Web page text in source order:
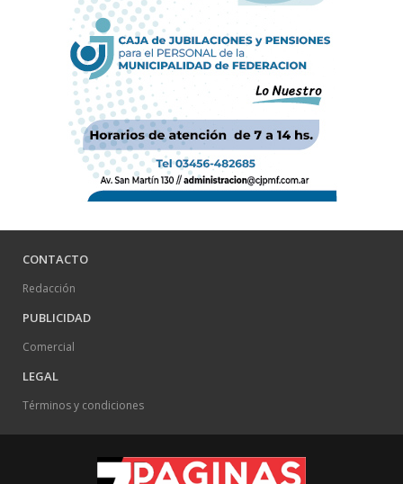
CONTACTO
Redacción
PUBLICIDAD
Comercial
LEGAL
Términos y condiciones